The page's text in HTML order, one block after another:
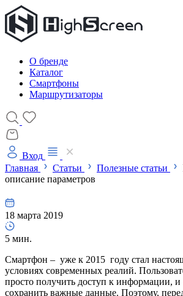
О бренде
Каталог
Смартфоны
Маршрутизаторы
Вход
Главная
Статьи Полезные статьи
описание параметров
18 марта 2019
5 мин.
Смартфон – уже к 2015 году стал
условиях современных реалий.
просто получить доступ к информации, и
сохранить важные данные. Поэтому,